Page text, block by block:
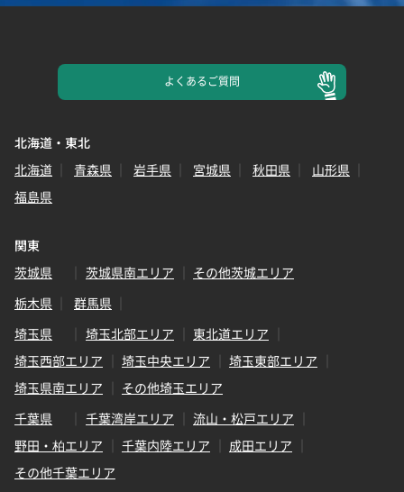
よくあるご質問
北海道・東北
北海道
青森県 岩手県 宮城県 秋田県
山形県
福島県
関東
茨城県
茨城県南エリア
その他茨城エリア
栃木県
群馬県
埼玉県
埼玉北部エリア
東北道エリア
埼玉西部エリア
埼玉中央エリア
埼玉東部エリア
埼玉県南エリア
その他埼玉エリア
千葉県
千葉湾岸エリア
流山・松戸エリア
野田・柏エリア
千葉内陸エリア
成田エリア
その他千葉エリア